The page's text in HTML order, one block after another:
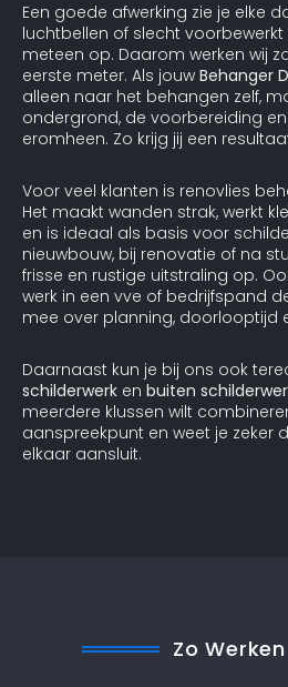
Een goede afwerking zie je elke
luchtbellen of slecht voorbewerkt
meteen op. Daarom werken wij
eerste meter. Als jouw Behanger
alleen naar het behangen zelf,
ondergrond, de voorbereiding
eromheen. Zo krijg jij een
Voor veel klanten is renovlies
Het maakt wanden strak, werkt
en is ideaal als basis voor
nieuwbouw, bij renovatie of na
frisse en rustige uitstraling op.
werk in een vve of bedrijfspand
mee over planning, doorlooptijd
Daarnaast kun je bij ons ook
schilderwerk en buiten
meerdere klussen wilt
aanspreekpunt en weet je zeker
elkaar aansluit.
Zo